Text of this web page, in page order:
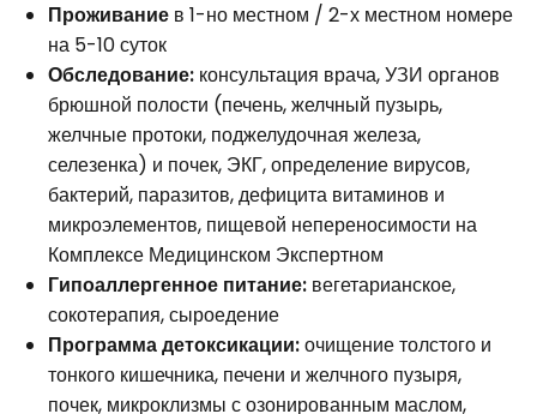
Проживание в 1-но местном / 2-х местном номере
на 5-10 суток
Обследование: консультация врача, УЗИ органов
брюшной полости (печень, желчный пузырь,
желчные протоки, поджелудочная железа,
селезенка) и почек, ЭКГ, определение вирусов,
бактерий, паразитов, дефицита витаминов и
микроэлементов, пищевой непереносимости на
Комплексе Медицинском Экспертном
Гипоаллергенное питание: вегетарианское,
сокотерапия, сыроедение
Программа детоксикации:очищение толстого и
тонкого кишечника, печени и желчного пузыря,
почек, микроклизмы с озонированным маслом,